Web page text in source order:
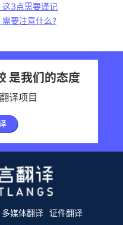
这3点需要谨记
要注意什么?
是我们的态度
译项目
多媒体翻译 证件翻译